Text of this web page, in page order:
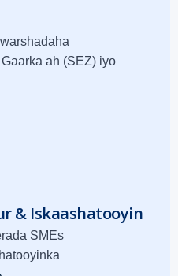
ah (SEZ) iyo
& Iskaashatooyin
SMEs